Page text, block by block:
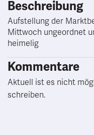
Beschreibung
Aufstellung der
Mittwoch ungeordnet
heimelig
Kommentare
Aktuell ist es nicht
schreiben.